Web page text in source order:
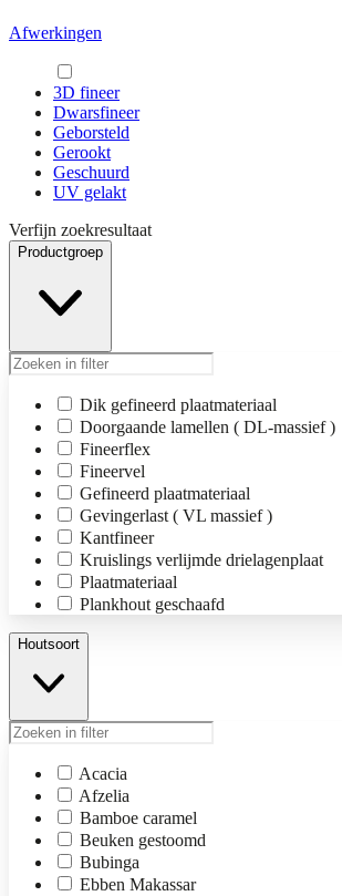
Afwerkingen
3D fineer
Dwarsfineer
Geborsteld
Gerookt
Geschuurd
UV gelakt
Verfijn zoekresultaat
Productgroep
Dik gefineerd plaatmateriaal
Doorgaande lamellen ( DL-massief )
Fineerflex
Fineervel
Gefineerd plaatmateriaal
Gevingerlast ( VL massief )
Kantfineer
Kruislings verlijmde drielagenplaat
Plaatmateriaal
Plankhout geschaafd
Houtsoort
Acacia
Afzelia
Bamboe caramel
Beuken gestoomd
Bubinga
Ebben Makassar